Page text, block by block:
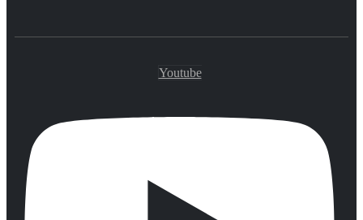
Youtube